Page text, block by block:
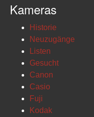
Kameras
Historie
Neuzugänge
Listen
Gesucht
Canon
Casio
Fuji
Kodak